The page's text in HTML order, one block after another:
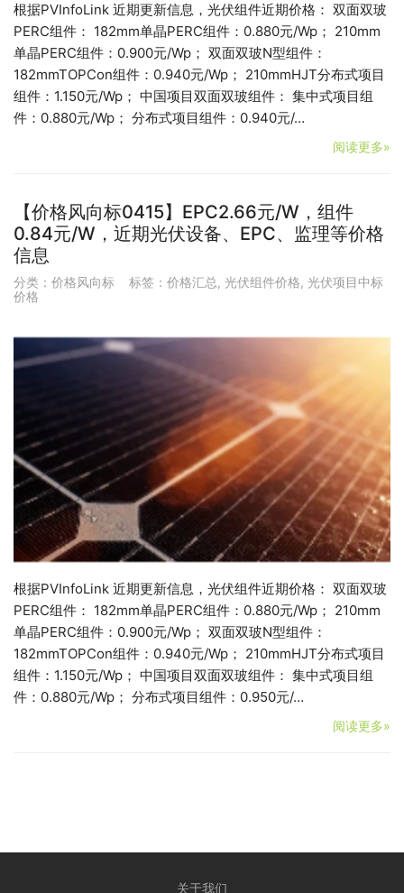
根据PVInfoLink 近期更新信息，光伏组件近期价格： 双面双玻
PERC组件： 182mm单晶PERC组件：0.880元/Wp； 210mm
单晶PERC组件：0.900元/Wp； 双面双玻N型组件：
182mmTOPCon组件：0.940元/Wp； 210mmHJT分布式项目
组件：1.150元/Wp； 中国项目双面双玻组件： 集中式项目组
件：0.880元/Wp； 分布式项目组件：0.940元/…
阅读更多»
【价格风向标0415】EPC2.66元/W，组件
0.84元/W，近期光伏设备、EPC、监理等价格
信息
分类： 价格风向标 标签： 价格汇总 , 光伏组件价格, 光伏项目中标
价格
根据PVInfoLink 近期更新信息，光伏组件近期价格： 双面双玻
PERC组件： 182mm单晶PERC组件：0.880元/Wp； 210mm
单晶PERC组件：0.900元/Wp； 双面双玻N型组件：
182mmTOPCon组件：0.940元/Wp； 210mmHJT分布式项目
组件：1.150元/Wp； 中国项目双面双玻组件： 集中式项目组
件：0.880元/Wp； 分布式项目组件：0.950元/…
阅读更多»
关于我们